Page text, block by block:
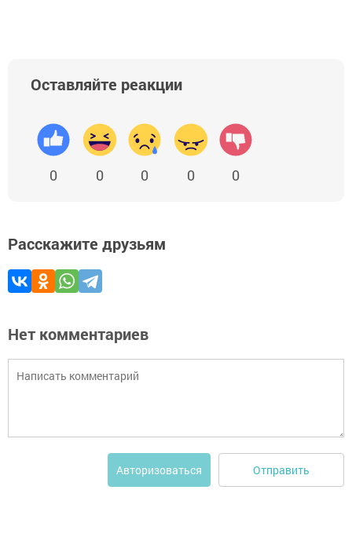
Оставляйте реакции
0 0 0 0 0
Расскажите друзьям
Нет комментариев
Авторизоваться Отправить